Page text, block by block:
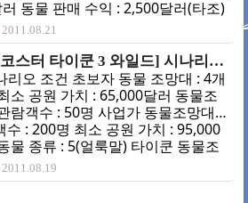
음 이 시나리오도 그닥 어려운것은
다. 연구는 하지 않으셔도 됩니다.
자마자 빚네서 흥분도 4이상 되는
스터..
동물 판매 수익 : 2,500달러(타조)
동물 종류 : 10(하마) 전체 월간 놀
이익 : 600달러 동물 판매 수익 :
러(타조) 2. 처음 상황 1번이 타조
있는 나무 울타리 조망대입니다. 2
인 로드. 3번이 입구입니다. 3. 초기
정 12,000 - 10,000(이자 10.9%) =
기가 코스터 없음 3대 편의시설, 현
기 모두 있음 원숭이 없음 동물원만
수익 내기를 알려주는 시나리오입
은 없고 시설물은 이미 많이 연구
2011.08.21
[롤러코스터 타이쿤 3 와일드] 시나리오 01 - 덤블 고원
리오 조건 초보자 동물 조망대 : 4개
소 공원 가치 : 65,000달러 동물조
람객수 : 50명 사업가 동물조망대
수 : 200명 최소 공원 가치 : 95,000
물 종류 : 5(얼룩말) 타이쿤 동물조
람객수 : 350명 최소 공원 가치 :
달러 동물 종류 : 2(표범) 드디어 와
2011.08.19